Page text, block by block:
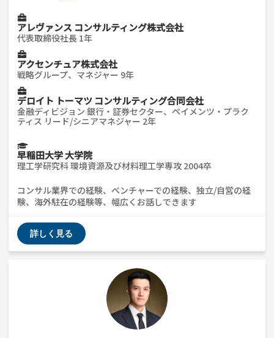
アレヴァンス コンサルティング株式会社
代表取締役社長 1年
アクセンチュア株式会社
戦略グループ、マネジャー 9年
デロイト トーマツ コンサルティング合同会社
金融ディビジョン 銀行・証券セクター、ペイメンツ・プラク
ティス リード/シニアマネジャー 2年
早稲田大学 大学院
理工学研究科 環境資源及び材料理工学専攻 2004卒
コンサル業界での経験、ベンチャーでの経験、独立/自営の経
験、海外駐在の経験等、幅広くお話しできます
詳しく見る